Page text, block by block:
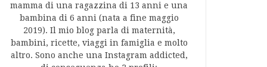
mamma di una ragazzina di 13 anni e una
bambina di 6 anni (nata a fine maggio
2019). Il mio blog parla di maternità,
bambini, ricette, viaggi in famiglia e molto
altro. Sono anche una Instagram addicted,